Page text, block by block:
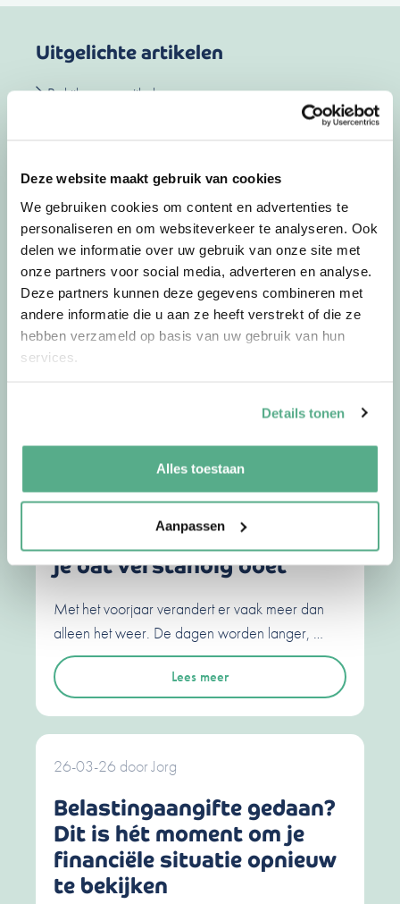
Deze website maakt gebruik van cookies
We gebruiken cookies om content en advertenties te
personaliseren en om websiteverkeer te analyseren. Ook
delen we informatie over uw gebruik van onze site met
onze partners voor social media, adverteren en analyse.
Deze partners kunnen deze gegevens combineren met
andere informatie die u aan ze heeft verstrekt of die ze
hebben verzameld op basis van uw gebruik van hun
services.
Details tonen
Alles toestaan
Aanpassen
Uitgelichte artikelen
Bekijk meer artikelen
02-07-26door Jorg
Waarom we op vakantie
anders over geld denken
De zomer verandert meer dan alleen je agenda.
Het dagelijkse ritme valt weg, de structuur …
30-04-26doorJorg
Waarom we in het voorjaar
sneller financiële
beslissingen nemen en hoe
je dat verstandig doet
Met het voorjaar verandert er vaak meer dan
alleen het weer. De dagen worden langer, …
Lees meer
26-03-26 doorJorg
Belastingaangifte gedaan?
Dit is hét moment om je
financiële situatie opnieuw
te bekijken